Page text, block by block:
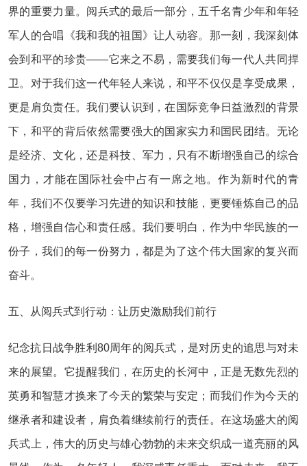
界的重要力量。阅兵式的最后一部分，五千名青少年和年轻
军人的合唱《我和我的祖国》让人动容。那一刻，我深刻体
会到和平的珍贵——它来之不易，需要我们每一代人共同捍
卫。对于我们这一代年轻人来说，和平不仅仅是享受成果，
更是肩负责任。我们要认识到，在国际竞争日益激烈的背景
下，和平的背后依然需要强大的国家实力和国民团结。无论
是经济、文化，还是科技、军力，只有不断增强自己的综合
国力，才能在国际社会中占有一席之地。作为新时代的青
年，我们不仅要学习先进的知识和技能，更要锤炼自己的品
格，增强自信心和责任感。我们要明白，作为中华民族的一
份子，我们的每一份努力，都是为了这个伟大国家的复兴而
奋斗。
五、从阅兵式到行动：让历史激励我们前行
纪念抗日战争胜利80周年的阅兵式，是对历史的追思与对未
来的展望。它提醒我们，在历史的长河中，正是无数先烈的
英勇和智慧才换来了今天的繁荣与安定；而我们作为今天的
继承者和建设者，肩负着继续前行的责任。在这场盛大的阅
兵式上，伟大的历史与雄心勃勃的未来交织成一道亮丽的风